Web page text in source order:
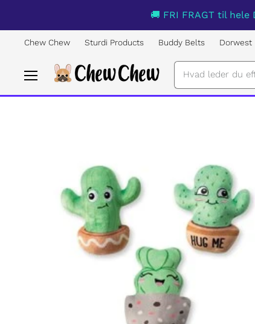
🚚 FRI FRAGT til
Chew Chew Sturdi Products Buddy Belts Dorwest